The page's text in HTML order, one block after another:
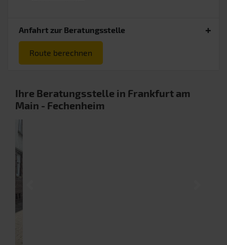
Anfahrt zur Beratungsstelle
Route berechnen
Ihre Beratungsstelle in Frankfurt am
Main - Fechenheim